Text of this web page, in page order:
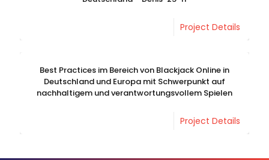
Project Details
Best Practices im Bereich von Blackjack Online in
Deutschland und Europa mit Schwerpunkt auf
nachhaltigem und verantwortungsvollem Spielen
Project Details